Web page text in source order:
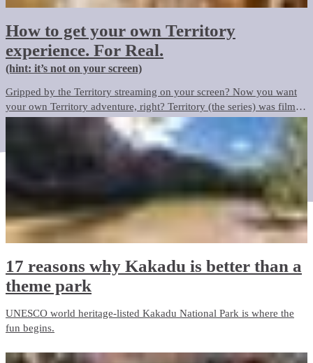
How to get your own Territory
experience. For Real.
(hint: it’s not on your screen)
Gripped by the Territory streaming on your screen? Now you want
your own Territory adventure, right? Territory (the series) was filmed
on locations across the Top End. Here’s how you can see the best of
17 reasons why Kakadu is better than a
theme park
UNESCO world heritage-listed Kakadu National Park is where the
fun begins.